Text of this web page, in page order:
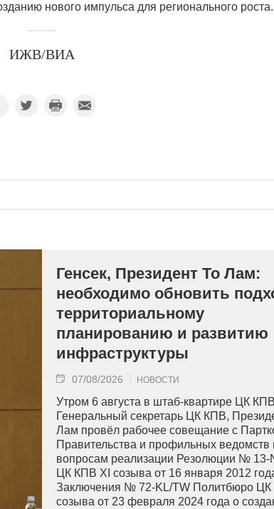
нового импульса для регионального роста.
ИЖВ/ВИА
Генсек, Президент То Лам:
необходимо обновить
территориальному
планированию и развитию
инфраструктуры
07/08/2026 НОВОСТИ
Утром 6 августа в штаб-квартире ЦК КПВ
Генеральный секретарь ЦК КПВ,
Лам провёл рабочее совещание с
Правительства и профильных ведомств
вопросам реализации Резолюции № 13-
ЦК КПВ XI созыва от 16 января 2012
Заключения № 72-KL/TW Политбюро ЦК
созыва от 23 февраля 2024 года о